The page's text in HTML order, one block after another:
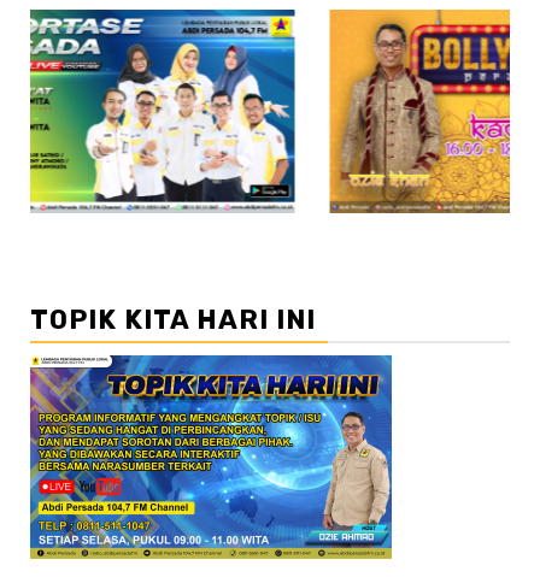
//2
TOPIK KITA HARI INI